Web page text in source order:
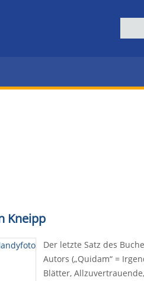
Kneipp
Der letzte Satz des
Autors („Quidam“ =
Blätter,